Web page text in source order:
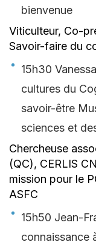
bienvenue
Viticulteur, Co-
Savoir-faire du
15h30
cultures du
savoir-être
sciences et
Chercheuse
(QC), CERLIS
mission pour le
ASFC
15h50 Jean-
connaissance